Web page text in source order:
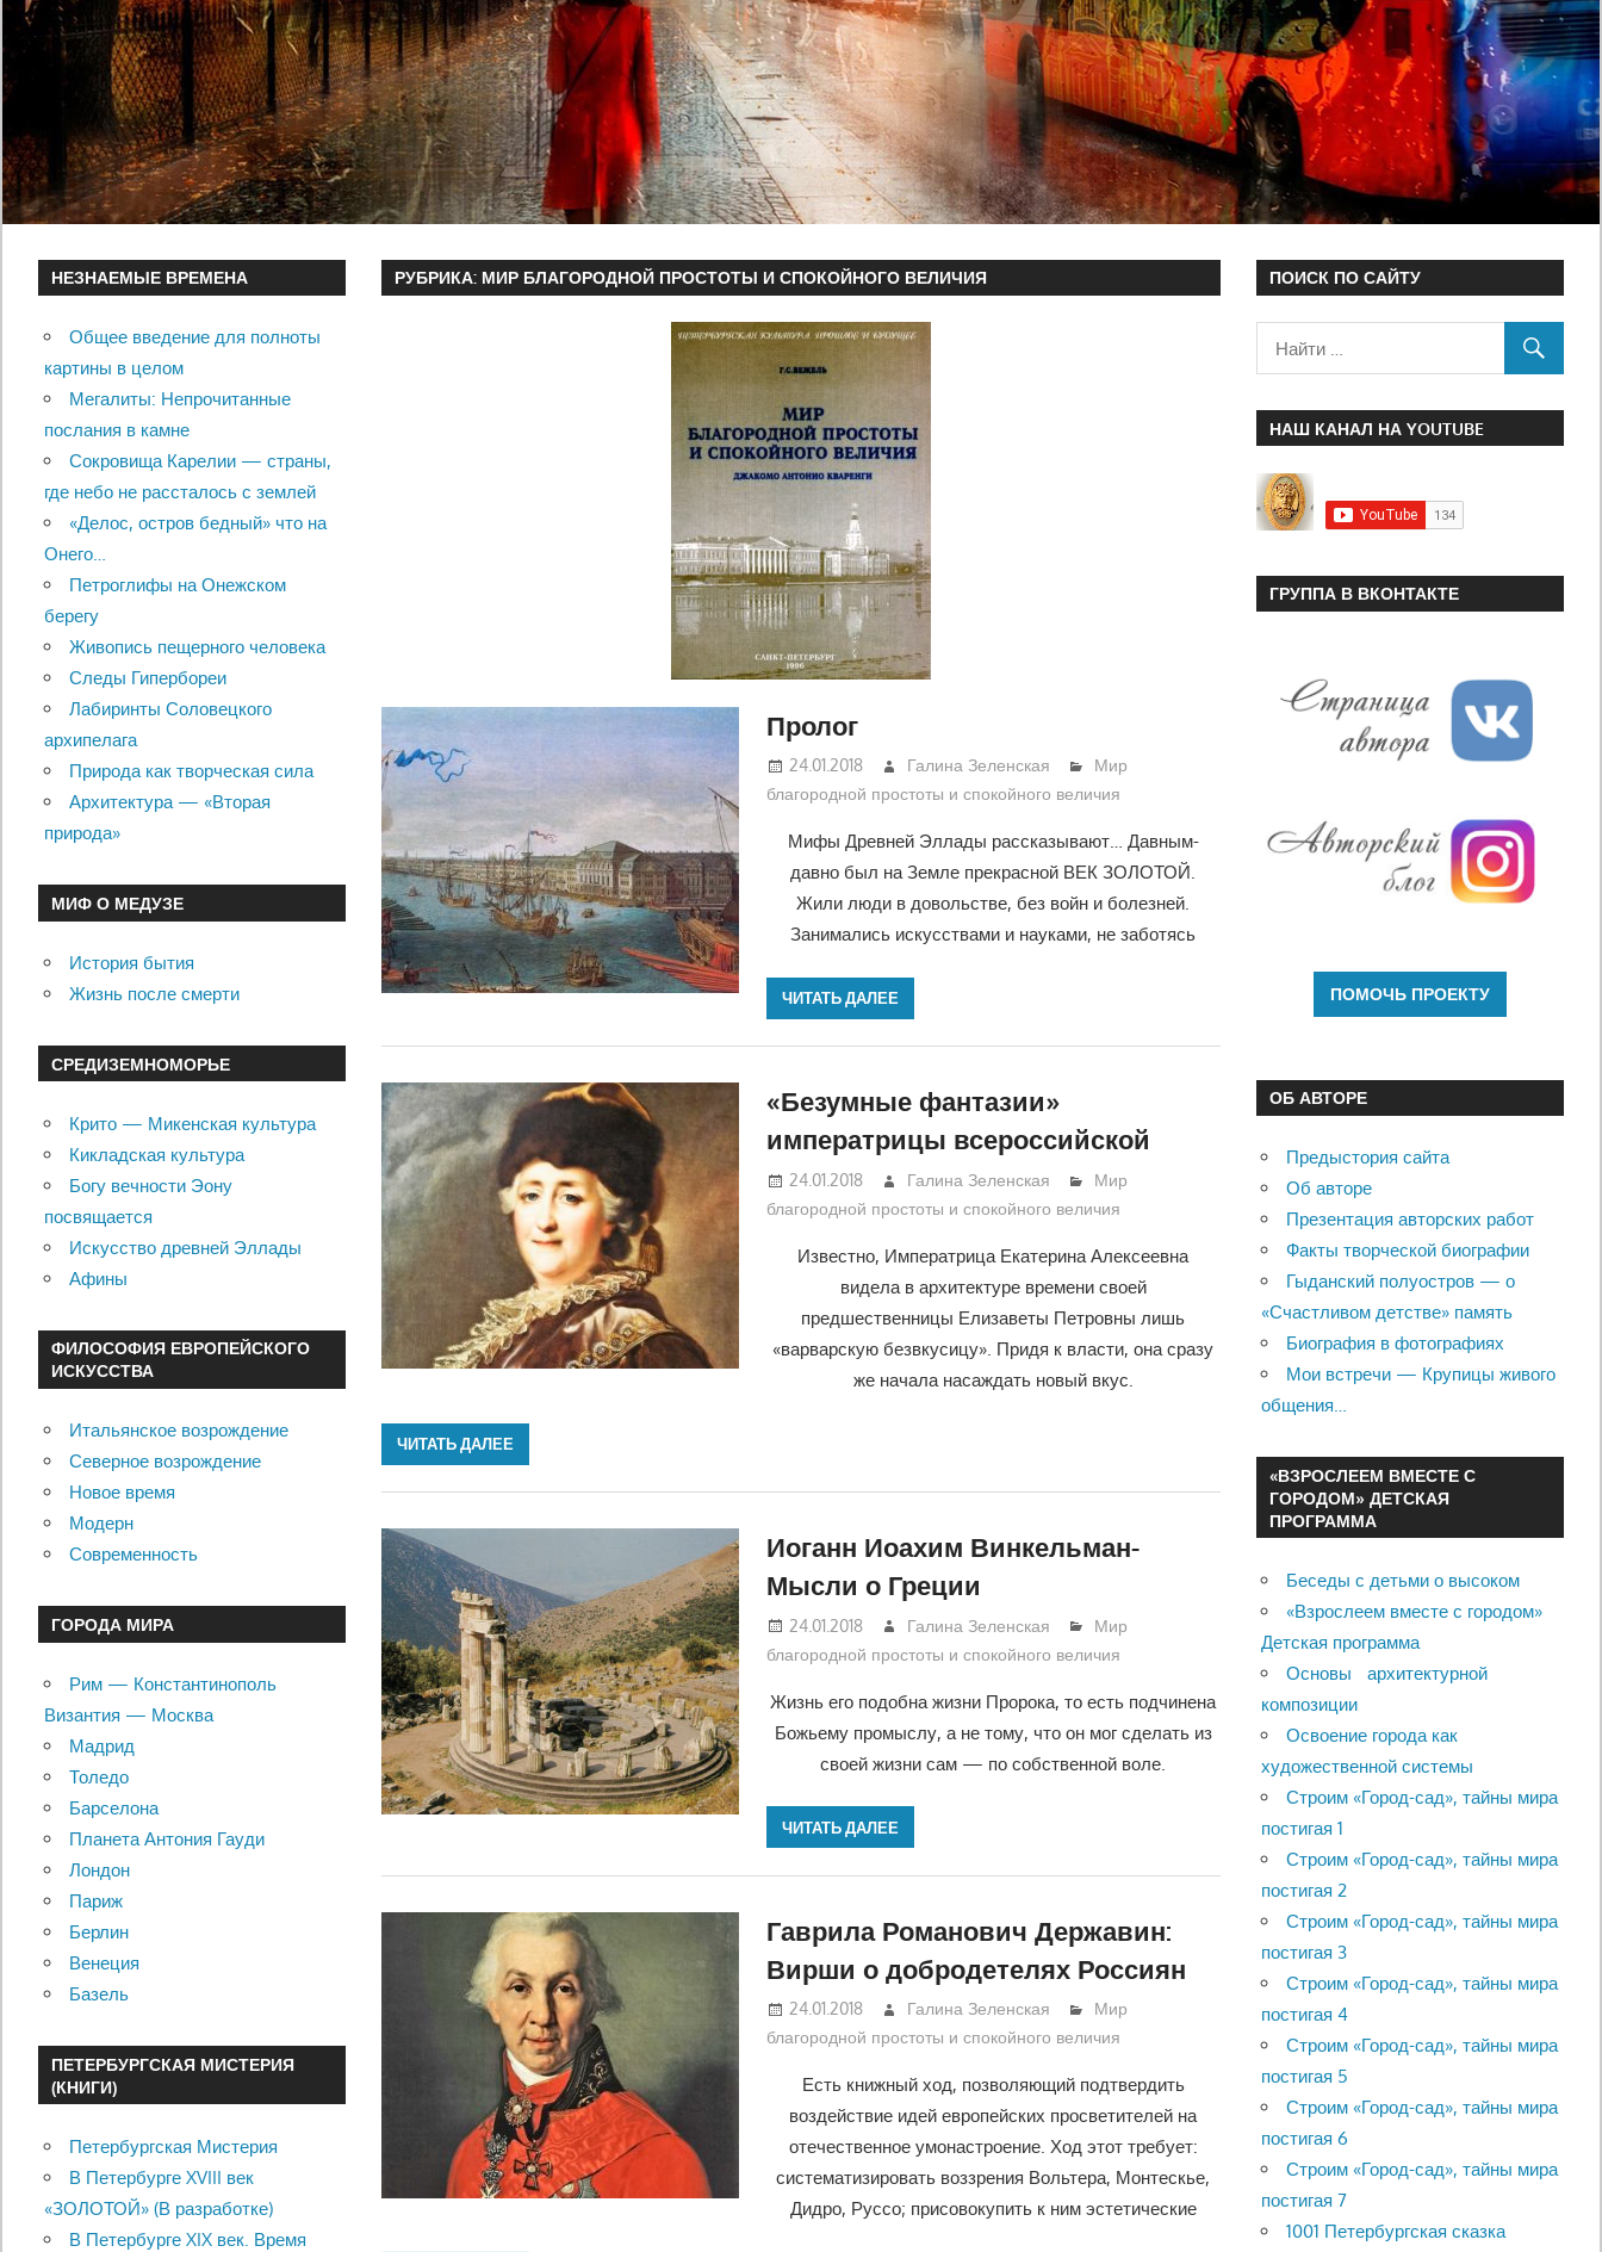
РУБРИКА: МИР БЛАГОРОДНОЙ ПРОСТОТЫ И СПОКОЙНОГО ВЕЛИЧИЯ
Пролог
24.01.2018 Галина Зеленская
Мир
благородной простоты и спокойного величия
Мифы Древней Эллады рассказывают… Давным-
давно был на Земле прекрасной ВЕК ЗОЛОТОЙ.
Жили люди в довольстве, без войн и болезней.
Занимались искусствами и науками, не заботясь
ЧИТАТЬ ДАЛЕЕ
«Безумные фантазии»
императрицы всероссийской
24.01.2018 Галина Зеленская
Мир
благородной простоты и спокойного величия
Известно, Императрица Екатерина Алексеевна
видела в архитектуре времени своей
предшественницы Елизаветы Петровны лишь
«варварскую безвкусицу». Придя к власти, она сразу
же начала насаждать новый вкус.
ЧИТАТЬ ДАЛЕЕ
Иоганн Иоахим Винкельман-
Мысли о Греции
24.01.2018 Галина Зеленская
Мир
благородной простоты и спокойного величия
Жизнь его подобна жизни Пророка, то есть подчинена
Божьему промыслу, а не тому, что он мог сделать из
своей жизни сам — по собственной воле.
ЧИТАТЬ ДАЛЕЕ
Гаврила Романович Державин:
Вирши о добродетелях Россиян
24.01.2018 Галина Зеленская
Мир
благородной простоты и спокойного величия
Есть книжный ход, позволяющий подтвердить
воздействие идей европейских просветителей на
отечественное умонастроение. Ход этот требует:
систематизировать воззрения Вольтера, Монтескье,
Дидро, Руссо; присовокупить к ним эстетические
НЕЗНАЕМЫЕ ВРЕМЕНА
Общее введение для полноты
картины в целом
Мегалиты: Непрочитанные
послания в камне
Сокровища Карелии — страны,
где небо не рассталось с землей
«Делос, остров бедный» что на
Онего…
Петроглифы на Онежском
берегу
Живопись пещерного человека
Следы Гипербореи
Лабиринты Соловецкого
архипелага
Природа как творческая сила
Архитектура — «Вторая
природа»
МИФ О МЕДУЗЕ
История бытия
Жизнь после смерти
СРЕДИЗЕМНОМОРЬЕ
Крито — Микенская культура
Кикладская культура
Богу вечности Эону
посвящается
Искусство древней Эллады
Афины
ФИЛОСОФИЯ ЕВРОПЕЙСКОГО
ИСКУССТВА
Итальянское возрождение
Северное возрождение
Новое время
Модерн
Современность
ГОРОДА МИРА
Рим — Константинополь
Византия — Москва
Мадрид
Толедо
Барселона
Планета Антония Гауди
Лондон
Париж
Берлин
Венеция
Базель
ПЕТЕРБУРГСКАЯ МИСТЕРИЯ
(КНИГИ)
Петербургская Мистерия
В Петербурге XVIII век
«ЗОЛОТОЙ» (В разработке)
В Петербурге XIX век. Время
ПОИСК ПО САЙТУ
НАШ КАНАЛ НА YOUTUBE
ГРУППА В ВКОНТАКТЕ
ОБ АВТОРЕ
Предыстория сайта
Об авторе
Презентация авторских работ
Факты творческой биографии
Гыданский полуостров — о
«Счастливом детстве» память
Биография в фотографиях
Мои встречи — Крупицы живого
общения…
«ВЗРОСЛЕЕМ ВМЕСТЕ С
ГОРОДОМ» ДЕТСКАЯ
ПРОГРАММА
Беседы с детьми о высоком
«Взрослеем вместе с городом»
Детская программа
Основы архитектурной
композиции
Освоение города как
художественной системы
Строим «Город-сад», тайны мира
постигая 1
Строим «Город-сад», тайны мира
постигая 2
Строим «Город-сад», тайны мира
постигая 3
Строим «Город-сад», тайны мира
постигая 4
Строим «Город-сад», тайны мира
постигая 5
Строим «Город-сад», тайны мира
постигая 6
Строим «Город-сад», тайны мира
постигая 7
1001 Петербургская сказка